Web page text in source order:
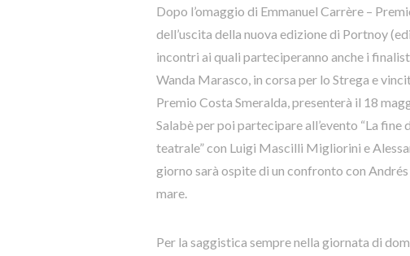
Dopo l’omaggio di Emmanuel Carrère –
dell’uscita della nuova edizione di Portnoy
incontri ai quali parteciperanno anche i
Wanda Marasco, in corsa per lo Strega e
Premio Costa Smeralda, presenterà il 18
Salabè per poi partecipare all’evento “La
teatrale” con Luigi Mascilli Migliorini e
giorno sarà ospite di un confronto con
mare.
Per la saggistica sempre nella giornata di